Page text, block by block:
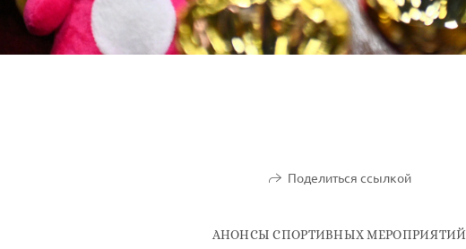
Поделиться ссылкой
АНОНСЫ СПОРТИВНЫХ МЕРОПРИЯТИЙ